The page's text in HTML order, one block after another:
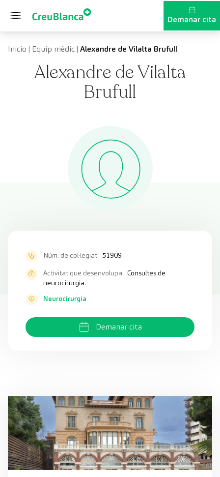
Demanar cita
Inicio | Equip mèdic| Alexandre de Vilalta Brufull
Alexandre de Vilalta
Brufull
Núm. de col·legiat: 51909
Activitat que desenvolupa: Consultes de
neurocirurgia.
Neurocirurgia
Demanar cita